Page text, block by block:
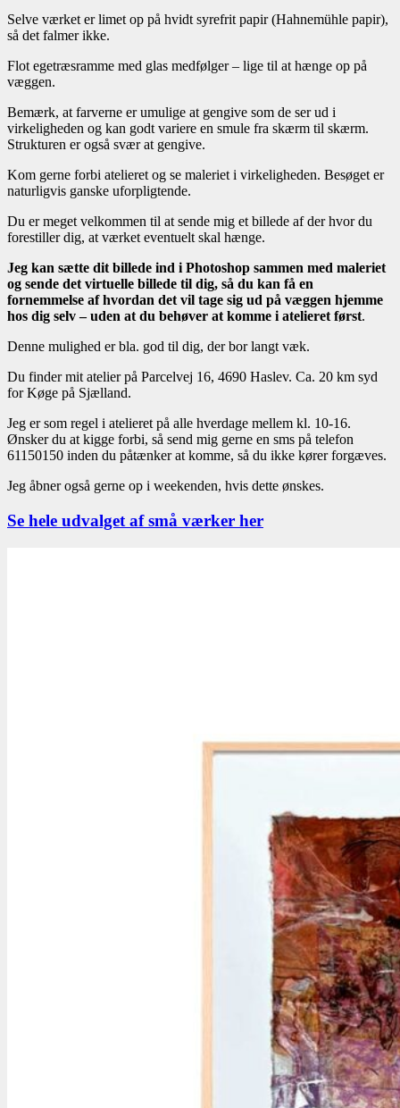
Selve værket er limet op på hvidt syrefrit papir (Hahnemühle papir),
så det falmer ikke.
Flot egetræsramme med glas medfølger – lige til at hænge op på
væggen.
Bemærk, at farverne er umulige at gengive som de ser ud i
virkeligheden og kan godt variere en smule fra skærm til skærm.
Strukturen er også svær at gengive.
Kom gerne forbi atelieret og se maleriet i virkeligheden. Besøget er
naturligvis ganske uforpligtende.
Du er meget velkommen til at sende mig et billede af der hvor du
forestiller dig, at værket eventuelt skal hænge.
Jeg kan sætte dit billede ind i Photoshop sammen med maleriet
og sende det virtuelle billede til dig, så du kan få en
fornemmelse af hvordan det vil tage sig ud på væggen hjemme
hos dig selv – uden at du behøver at komme i atelieret først.
Denne mulighed er bla. god til dig, der bor langt væk.
Du finder mit atelier på Parcelvej 16, 4690 Haslev. Ca. 20 km syd
for Køge på Sjælland.
Jeg er som regel i atelieret på alle hverdage mellem kl. 10-16.
Ønsker du at kigge forbi, så send mig gerne en sms på telefon
61150150 inden du påtænker at komme, så du ikke kører forgæves.
Jeg åbner også gerne op i weekenden, hvis dette ønskes.
Se hele udvalget af små værker her